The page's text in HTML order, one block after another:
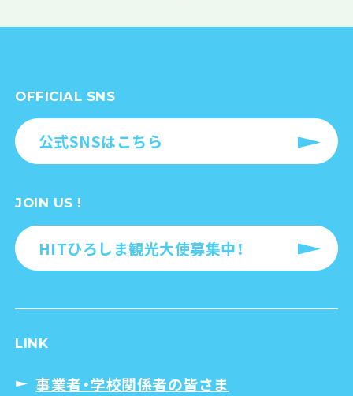
OFFICIAL SNS
公式SNSはこちら
JOIN US !
HITひろしま観光大使募集中！
LINK
事業者・学校関係者の皆さま